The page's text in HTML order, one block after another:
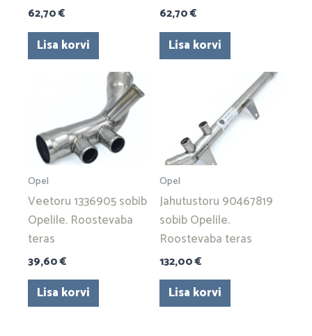
62,70€
Lisa korvi
62,70€
Lisa korvi
Opel
Veetoru 1336905 sobib
Opelile. Roostevaba
teras
39,60€
Lisa korvi
Opel
Jahutustoru 90467819
sobib Opelile.
Roostevaba teras
132,00€
Lisa korvi